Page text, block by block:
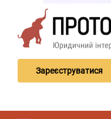
Зареєструватися